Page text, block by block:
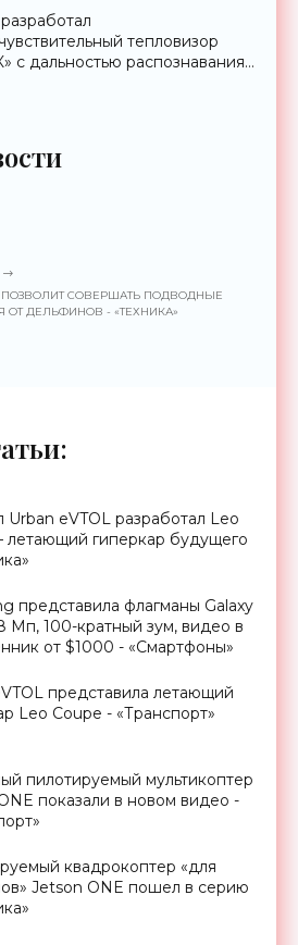
тепловизор
с дальностью распознавания
ПОЗВОЛИТ СОВЕРШАТЬ ПОДВОДНЫЕ
ОТ ДЕЛЬФИНОВ - «ТЕХНИКА»
Urban eVTOL разработал Leo
летающий гиперкар будущего
представила флагманы Galaxy
Мп, 100-кратный зум, видео в
от $1000 - «Смартфоны»
представила летающий
Leo Coupe - «Транспорт»
пилотируемый мультикоптер
показали в новом видео -
квадрокоптер «для
Jetson ONE пошел в серию